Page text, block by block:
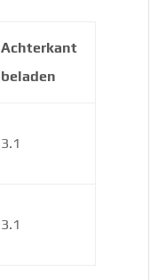
Achterkant
beladen
3.1
3.1